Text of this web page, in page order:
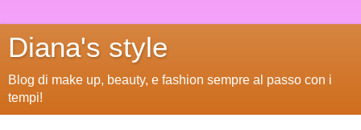
Diana's style
Blog di make up, beauty, e fashion sempre al passo con i
tempi!